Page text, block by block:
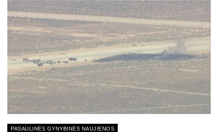
PASAULINĖS GYNYBINĖS NAUJIENOS